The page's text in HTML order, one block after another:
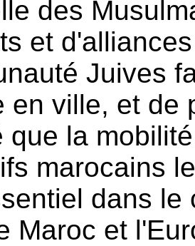
des
et
Juives
en ville, et de
que la
marocains
dans le
Maroc et